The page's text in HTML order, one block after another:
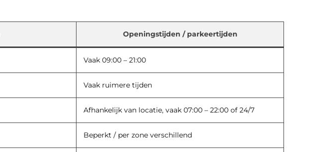
Openingstijden / parkeertijden
Vaak 09:00 – 21:00
Vaak ruimere tijden
Afhankelijk van locatie, vaak 07:00 – 22:00 of 24/7
Beperkt / per zone verschillend